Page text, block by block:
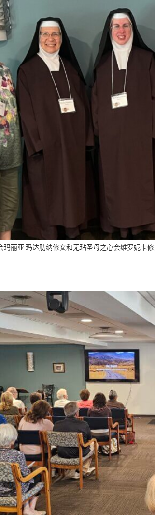
丽亚·玛达肋纳修女和无玷圣母之心会维罗妮卡